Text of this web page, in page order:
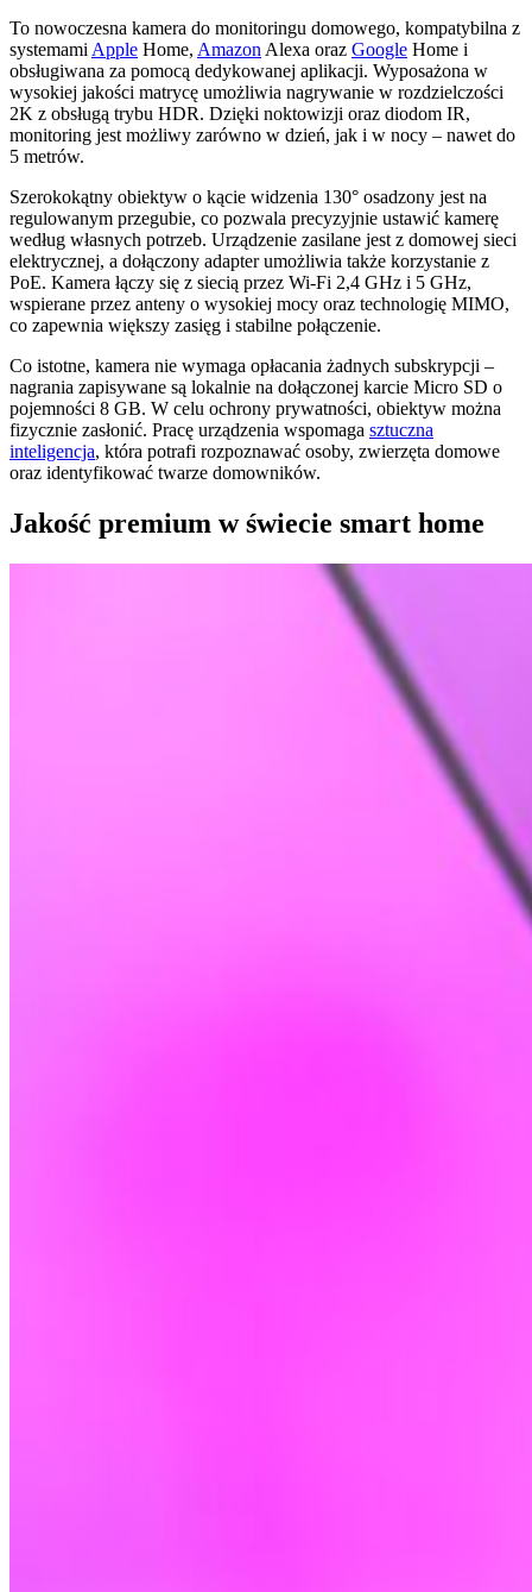
To nowoczesna kamera do monitoringu domowego, kompatybilna z
systemamiApple Home, AmazonAlexa oraz Google Home i
obsługiwana za pomocą dedykowanej aplikacji. Wyposażona w
wysokiej jakości matrycę umożliwia nagrywanie w rozdzielczości
2K z obsługą trybu HDR. Dzięki noktowizji oraz diodom IR,
monitoring jest możliwy zarówno w dzień, jak i w nocy – nawet do
5 metrów.
Szerokokątny obiektyw o kącie widzenia 130° osadzony jest na
regulowanym przegubie, co pozwala precyzyjnie ustawić kamerę
według własnych potrzeb. Urządzenie zasilane jest z domowej sieci
elektrycznej, a dołączony adapter umożliwia także korzystanie z
PoE. Kamera łączy się z siecią przez Wi-Fi 2,4 GHz i 5 GHz,
wspierane przez anteny o wysokiej mocy oraz technologię MIMO,
co zapewnia większy zasięg i stabilne połączenie.
Co istotne, kamera nie wymaga opłacania żadnych subskrypcji –
nagrania zapisywane są lokalnie na dołączonej karcie Micro SD o
pojemności 8 GB. W celu ochrony prywatności, obiektyw można
fizycznie zasłonić. Pracę urządzenia wspomaga sztuczna
inteligencja, która potrafi rozpoznawać osoby, zwierzęta domowe
oraz identyfikować twarze domowników.
Jakość premium w świecie smart home